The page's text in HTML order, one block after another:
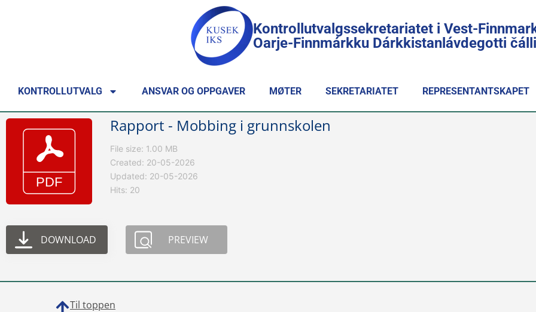
Kontrollutvalgssekretariatet i Vest-
Oarje-Finnmárkku Dárkkistanlávdegotti
KONTROLLUTVALG ANSVAR OG OPPGAVER MØTER SEKRETARIATET REPRESENTANTSKAPET
Rapport - Mobbing i grunnskolen
File size: 1.00 MB
Created: 20-05-2026
Updated: 20-05-2026
Hits: 20
DOWNLOAD PREVIEW
Til toppen